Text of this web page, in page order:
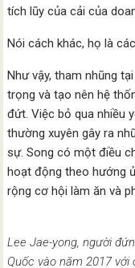
tích lũy của cải của
Nói cách khác, họ là
Như vậy, tham nhũng
trọng và tạo nên hệ
đứt. Việc bỏ qua nhiều
thường xuyên gây ra
sự. Song có một điều
hoạt động theo hướng
rộng cơ hội làm ăn và
Lee Jae-yong, người
Quốc vào năm 2017 với